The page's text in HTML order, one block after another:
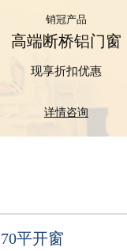
销冠产品
高端断桥铝门窗
现享折扣优惠
详情咨询
70平开窗